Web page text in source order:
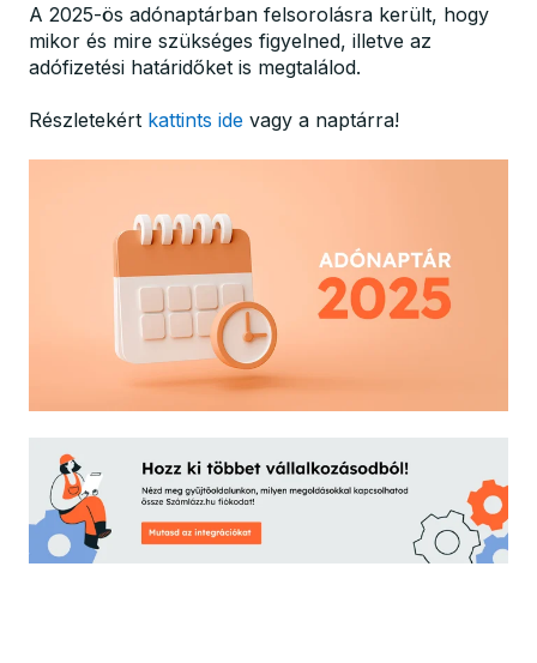
A 2025-ös adónaptárban felsorolásra került, hogy
mikor és mire szükséges figyelned, illetve az
adófizetési határidőket is megtalálod.
Részletekért kattints ide vagy a naptárra!